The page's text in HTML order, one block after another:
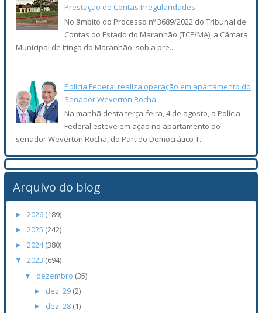
Prestação de Contas Irregularidades
No âmbito do Processo nº 3689/2022 do Tribunal de
Contas do Estado do Maranhão (TCE/MA), a Câmara
Municipal de Itinga do Maranhão, sob a pre...
Polícia Federal realiza operação em apartamento do
Senador Weverton Rocha
Na manhã desta terça-feira, 4 de agosto, a Polícia
Federal esteve em ação no apartamento do
senador Weverton Rocha, do Partido Democrático T...
Arquivo do blog
►2026 (189)
►2025 (242)
►2024(380)
▼2023 (694)
▼ dezembro (35)
► dez. 29 (2)
► dez. 28 (1)